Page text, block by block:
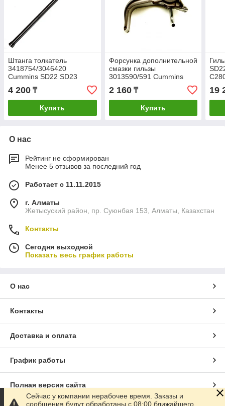
Штанга толкатель
3418754/3046420
Cummins SD22 SD23
SD32 NT855-C280/C360
4 200 ₸
Купить
Форсунка дополнительной
смазки гильзы
3013590/591 Cummins
SD22 SD23 SD32 NT855-
C280/C360
2 160₸
Купить
19
О нас
Рейтинг не сформирован
Менее 5 отзывов за последний год
Работает с 11.11.2015
г. Алматы
Жетысуский район, пр. Суюнбая 153, Алматы, Казахстан
Контакты
Сегодня выходной
Показать весь график работы
О нас
Контакты
Доставка и оплата
График работы
Полная версия сайта
Сейчас у компании нерабочее время. Заказы и
сообщения будут обработаны с 08:00 ближайшего